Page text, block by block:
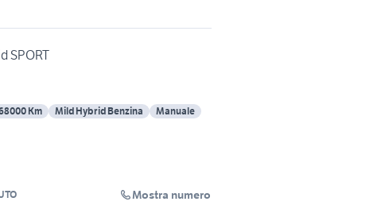
SPORT
Km Mild Hybrid Benzina
Manuale
Mostra numero